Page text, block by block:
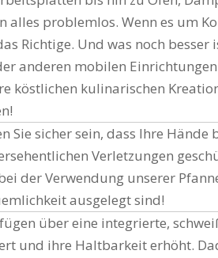
alles problemlos. Wenn es um
Richtige. Und was noch besser
anderen mobilen Einrichtungen
köstlichen kulinarischen
Sie sicher sein, dass Ihre Hände
Verletzungen
der Verwendung unserer
ausgelegt sind!
über eine integrierte,
und ihre Haltbarkeit erhöht.